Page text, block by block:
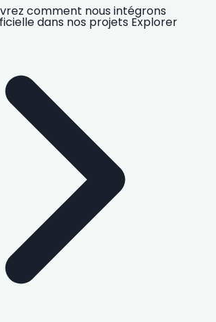
comment nous intégrons
dans nos projets Explorer